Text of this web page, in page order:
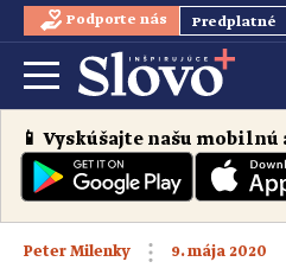
Podporte nás Predplatné
📱 Vyskúšajte našu
Peter Milenky 9. mája 2020